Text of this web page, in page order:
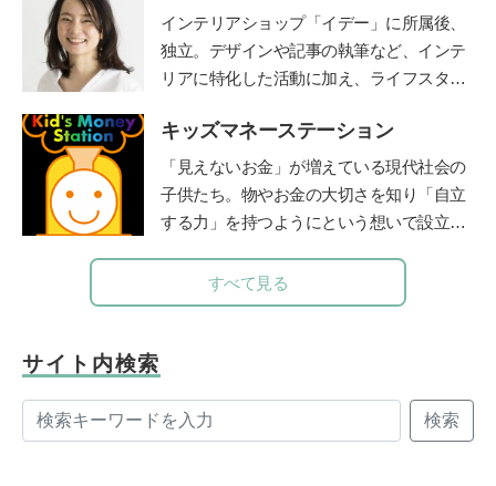
稚園』（小学館刊）で育児相談コーナーを
担当。子育て中のママたちに温かなメッセ
ージを伝えてきた。
インテリアショップ「イデー」に所属後、
独立。デザインや記事の執筆など、インテ
リアに特化した活動に加え、ライフスタイ
の時間に笑顔を増やすアナログ時計「funp
unclock」シリーズデザイナー。仕事と並
行して、モンテッソーリ教師の資格取得を
目ざして、モンテッソーリ教育理論を学び
キッズマネーステーション
「見えないお金」が増えている現代社会の
子供たち。物やお金の大切さを知り「自立
する力」を持つようにという想いで設立。
や学校などを中心に、お金教育・キャリア
教育の授業や講演を行う。2018年までに11
すべて見る
サイト内検索
検索